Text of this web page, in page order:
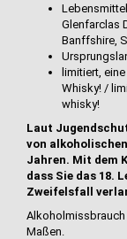
Glenfarclas
Banffshire,
limitiert,
Whisky! /
whisky!
Laut
von
Jahren. Mit dem
dass Sie das 18.
Zweifelsfall
Maßen.